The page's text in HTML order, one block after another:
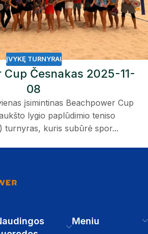
ĮVYKĘ TURNYRAI
Česnakas 2025-11-
08
įsimintinas Beachpower Cup
lygio paplūdimio teniso
turnyras, kuris subūrė spor...
Meniu